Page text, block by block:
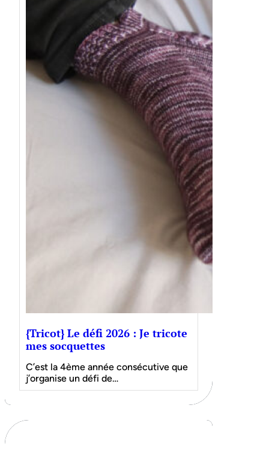
{Tricot} Le défi 2026 : Je tricote
mes socquettes
C’est la 4ème année consécutive que
j’organise un défi de…